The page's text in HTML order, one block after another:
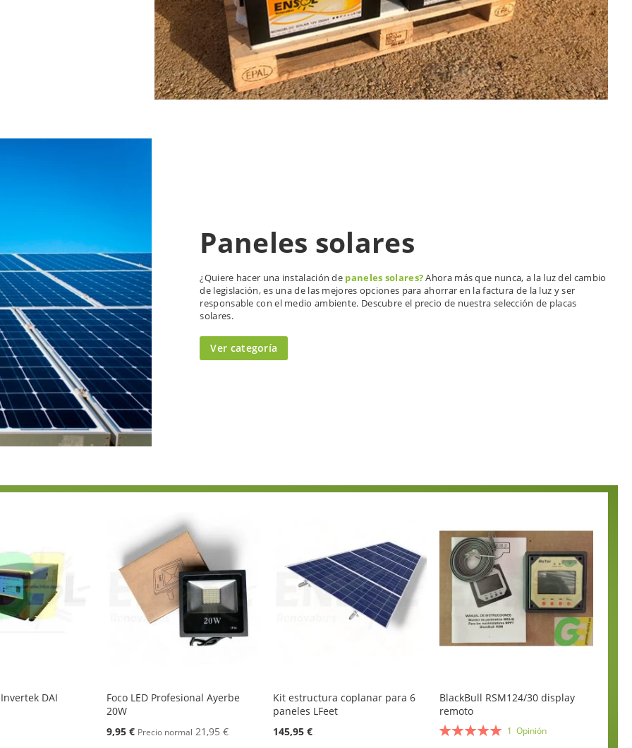
Paneles solares
¿Quiere hacer una instalación de paneles solares?Ahora más que nunca, a la luz del cambio
de legislación, es una de las mejores opciones para ahorrar en la factura de la luz y ser
responsable con el medio ambiente. Descubre el precio de nuestra selección de placas
solares.
Ver categoría
DAI
Foco LED Profesional Ayerbe
20W
Oferta
9,95 € Precio normal 21,95 €
Kit estructura coplanar para 6
paneles LFeet
145,95 €
BlackBull RSM124/30 display
remoto
Valoración:
1Opinión